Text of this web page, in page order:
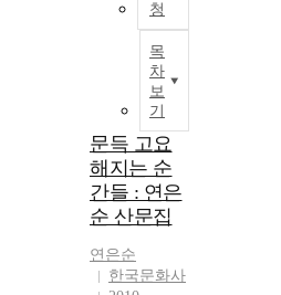
청
목
차
보
기
문득 고요
해지는 순
간들 : 연은
순 산문집
연은순
한국문화사